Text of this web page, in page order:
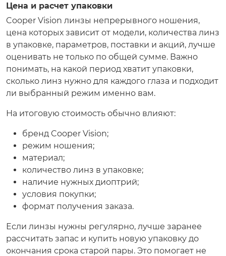
Цена и расчет упаковки
Cooper Vision линзы непрерывного ношения,
цена которых зависит от модели, количества линз
в упаковке, параметров, поставки и акций, лучше
оценивать не только по общей сумме. Важно
понимать, на какой период хватит упаковки,
сколько линз нужно для каждого глаза и подходит
ли выбранный режим именно вам.
На итоговую стоимость обычно влияют:
бренд Cooper Vision;
режим ношения;
материал;
количество линз в упаковке;
наличие нужных диоптрий;
условия покупки;
формат получения заказа.
Если линзы нужны регулярно, лучше заранее
рассчитать запас и купить новую упаковку до
окончания срока старой пары. Это помогает не